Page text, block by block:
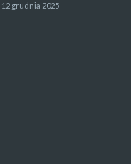
12 grudnia 2025